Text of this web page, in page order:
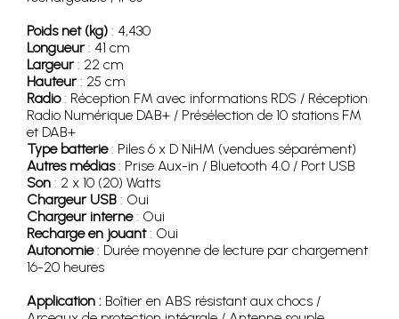
Poids net (kg) : 4,430
Longueur: 41 cm
Largeur: 22 cm
Hauteur: 25 cm
Radio: Réception FM avec informations RDS / Réception
Radio Numérique DAB+ / Présélection de 10 stations FM
et DAB+
Type batterie: Piles 6 x D NiHM (vendues séparément)
Autres médias: Prise Aux-in / Bluetooth 4.0 / Port USB
Son : 2 x 10 (20) Watts
Chargeur USB : Oui
Chargeur interne: Oui
Recharge en jouant: Oui
Autonomie: Durée moyenne de lecture par chargement
16-20 heures
Application : Boîtier en ABS résistant aux chocs /